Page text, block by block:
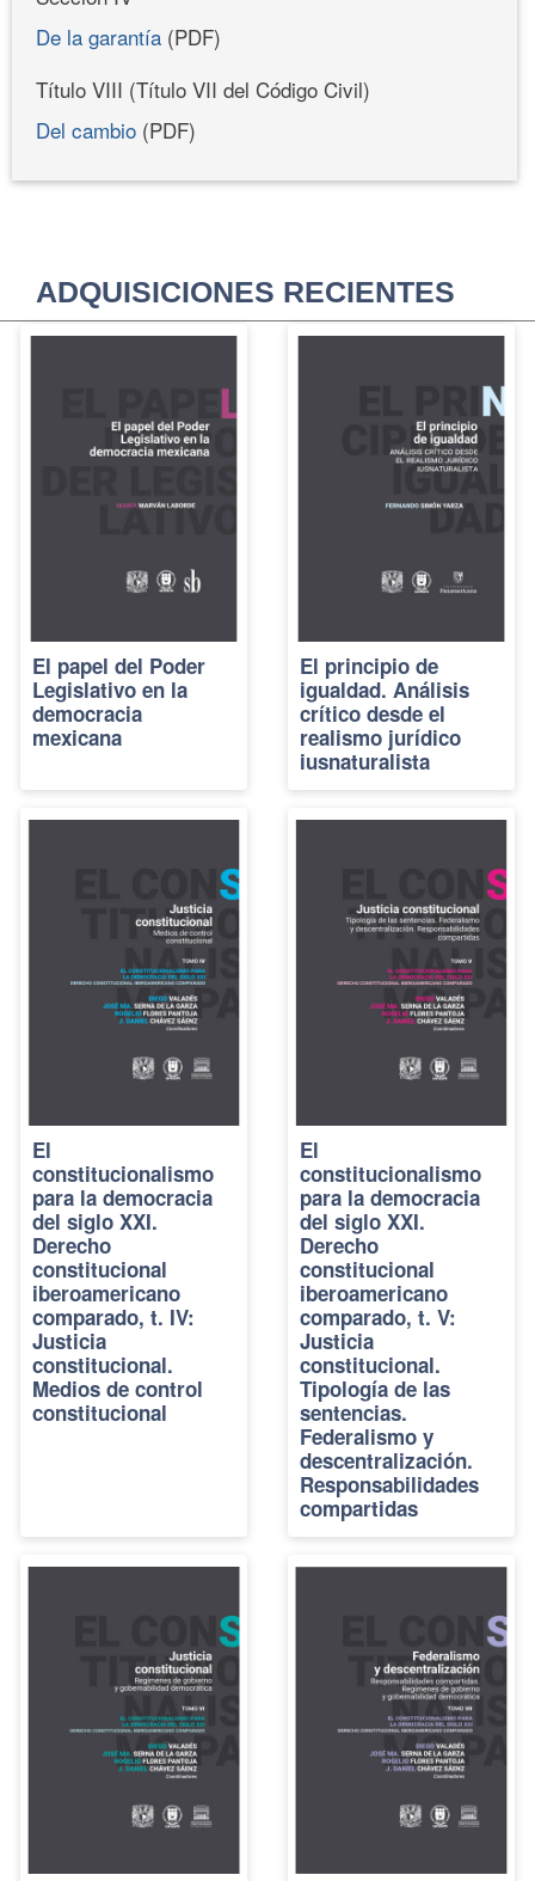
De la garantía (PDF)
Título VIII (Título VII del Código Civil)
Del cambio (PDF)
ADQUISICIONES RECIENTES
El papel del Poder
Legislativo en la
democracia
mexicana
El principio de
igualdad. Análisis
crítico desde el
realismo jurídico
iusnaturalista
El
constitucionalismo
para la democracia
del siglo XXI.
Derecho
constitucional
iberoamericano
comparado, t. IV:
Justicia
constitucional.
Medios de control
constitucional
El
constitucionalismo
para la democracia
del siglo XXI.
Derecho
constitucional
iberoamericano
comparado, t. V:
Justicia
constitucional.
Tipología de las
sentencias.
Federalismo y
descentralización.
Responsabilidades
compartidas